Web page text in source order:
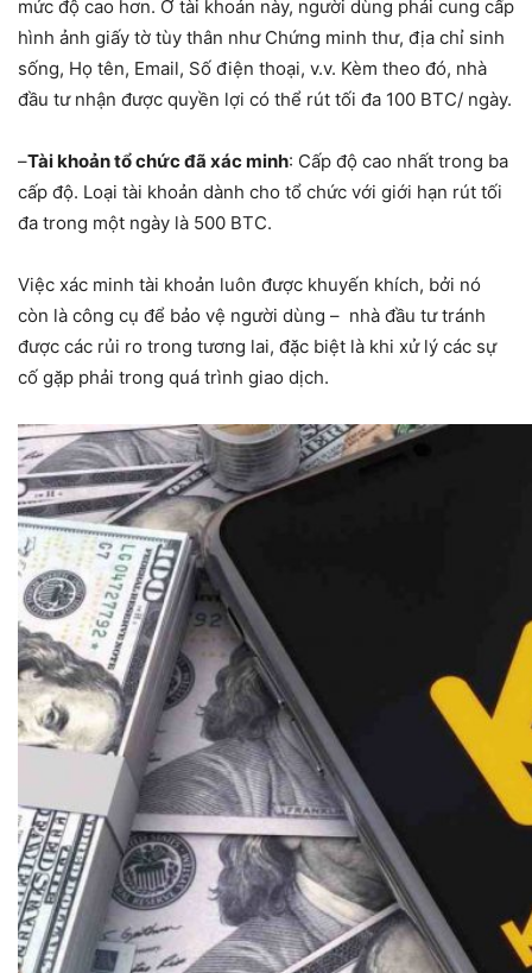
mức độ cao hơn. Ở tài khoản này, người dùng phải cung cấp
hình ảnh giấy tờ tùy thân như Chứng minh thư, địa chỉ sinh
sống, Họ tên, Email, Số điện thoại, v.v. Kèm theo đó, nhà
đầu tư nhận được quyền lợi có thể rút tối đa 100 BTC/ ngày.
–Tài khoản tổ chức đã xác minh: Cấp độ cao nhất trong ba
cấp độ. Loại tài khoản dành cho tổ chức với giới hạn rút tối
đa trong một ngày là 500 BTC.
Việc xác minh tài khoản luôn được khuyến khích, bởi nó
còn là công cụ để bảo vệ người dùng – nhà đầu tư tránh
được các rủi ro trong tương lai, đặc biệt là khi xử lý các sự
cố gặp phải trong quá trình giao dịch.